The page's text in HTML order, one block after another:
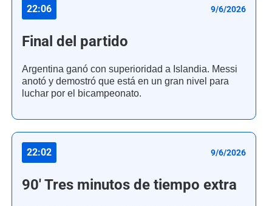
22:06 9/6/2026
Final del partido
Argentina ganó con superioridad a Islandia. Messi
anotó y demostró que está en un gran nivel para
luchar por el bicampeonato.
22:02 9/6/2026
90' Tres minutos de tiempo extra